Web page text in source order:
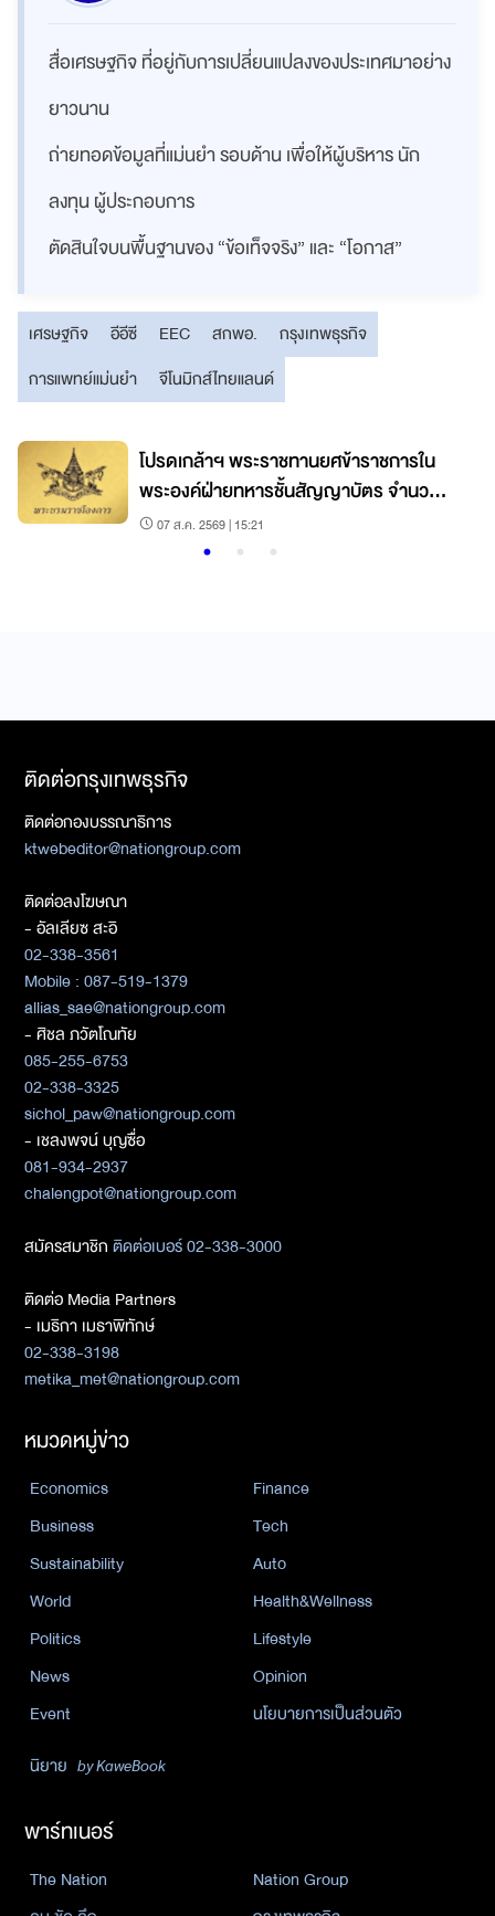
สื่อเศรษฐกิจ ที่อยู่กับการเปลี่ยนแปลงของประเทศมาอย่าง
ยาวนาน
ถ่ายทอดข้อมูลที่แม่นยำ รอบด้าน เพื่อให้ผู้บริหาร นัก
ลงทุน ผู้ประกอบการ
ตัดสินใจบนพื้นฐานของ “ข้อเท็จจริง” และ “โอกาส”
เศรษฐกิจ อีอีซี EEC สกพอ.
กรุงเทพธุรกิจ
การแพทย์แม่นยำ
จีโนมิกส์ไทยแลนด์
โปรดเกล้าฯ พระราชทานยศข้าราชการใน
พระองค์ฝ่ายทหารชั้นสัญญาบัตร จำนวน
19 นาย
07 ส.ค. 2569 | 15:21
ติดต่อกรุงเทพธุรกิจ
ติดต่อกองบรรณาธิการ
ktwebeditor@nationgroup.com
ติดต่อลงโฆษณา
- อัลเลียซ สะอิ
02-338-3561
Mobile : 087-519-1379
allias_sae@nationgroup.com
- ศิชล ภวัตโณทัย
085-255-6753
02-338-3325
sichol_paw@nationgroup.com
- เชลงพจน์ บุญซื่อ
081-934-2937
chalengpot@nationgroup.com
สมัครสมาชิกติดต่อเบอร์ 02-338-3000
ติดต่อ Media Partners
- เมธิกา เมธาพิทักษ์
02-338-3198
metika_met@nationgroup.com
หมวดหมู่ข่าว
Economics
Finance
Business
Tech
Sustainability
Auto
World
Health&Wellness
Politics
Lifestyle
News
Opinion
Event
นโยบายการเป็นส่วนตัว
นิยาย by KaweBook
พาร์ทเนอร์
The Nation
Nation Group